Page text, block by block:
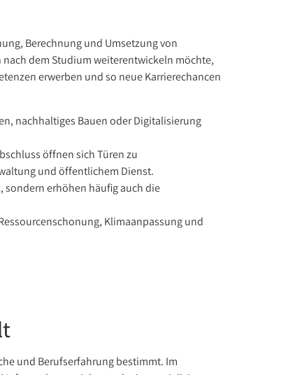
Berechnung und Umsetzung von
nach dem Studium weiterentwickeln möchte,
erwerben und so neue Karrierechancen
nachhaltiges Bauen oder Digitalisierung
öffnen sich Türen zu
und öffentlichem Dienst.
erhöhen häufig auch die
Klimaanpassung und
und Berufserfahrung bestimmt. Im